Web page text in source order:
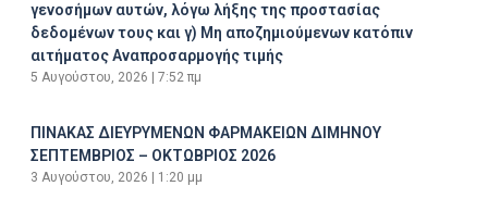
γενοσήμων αυτών, λόγω λήξης της προστασίας
δεδομένων τους και γ) Μη αποζημιούμενων κατόπιν
αιτήματος Αναπροσαρμογής τιμής
5 Αυγούστου, 2026 7:52 πμ
ΠΙΝΑΚΑΣ ΔΙΕΥΡΥΜΕΝΩΝ ΦΑΡΜΑΚΕΙΩΝ ΔΙΜΗΝΟΥ
ΣΕΠΤΕΜΒΡΙΟΣ – ΟΚΤΩΒΡΙΟΣ 2026
3 Αυγούστου, 2026 1:20 μμ